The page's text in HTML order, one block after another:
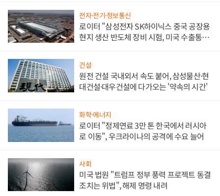
전자·전기·정보통신
로이터 "삼성전자 SK하이닉스 중국 공장용
현지 생산 반도체 장비 시험, 미국 수출통제
건설
원전 건설 국내외서 속도 붙어, 삼성물산·현
대건설·대우건설에 다가오는 '약속의 시간'
화학·에너지
로이터 "정제연료 3만 톤 한국에서 러시아
로 이동", 우크라이나의 공격에 수요 늘어
사회
미국 법원 "트럼프 정부 풍력 프로젝트 동결
조치는 위법", 해제 명령 내려